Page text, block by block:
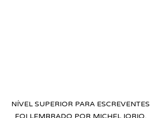
NÍVEL SUPERIOR PARA ESCREVENTES
FOI LEMBRADO POR MICHEL IORIO,